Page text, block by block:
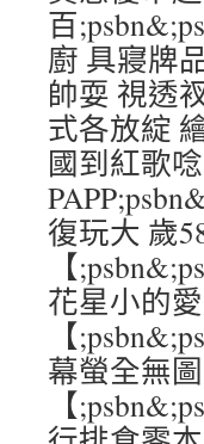
百
廚 具寢牌
帥耍 視透
式各放綻
國到紅歌
復玩大 歲
【
花星小的
【
幕螢全無
【